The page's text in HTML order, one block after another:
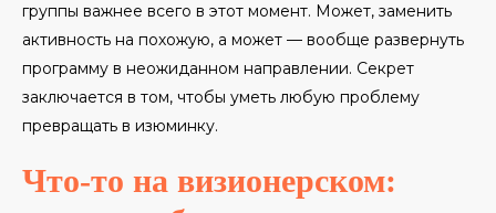
группы важнее всего в этот момент. Может, заменить
активность на похожую, а может — вообще развернуть
программу в неожиданном направлении. Секрет
заключается в том, чтобы уметь любую проблему
превращать в изюминку.
Что-то на визионерском: